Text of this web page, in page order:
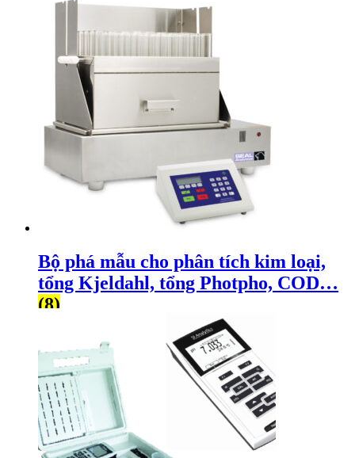
Bộ phá mẫu cho phân tích kim loại,
tổng Kjeldahl, tổng Photpho, COD…
(8)